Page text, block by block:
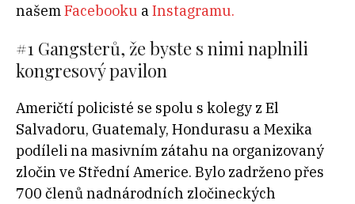
našemFacebooku aInstagramu.
#1 Gangsterů, že byste s nimi naplnili
kongresový pavilon
Američtí policisté se spolu s kolegy z El
Salvadoru, Guatemaly, Hondurasu a Mexika
podíleli na masivním zátahu na organizovaný
zločin ve Střední Americe. Bylo zadrženo přes
700 členů nadnárodních zločineckých